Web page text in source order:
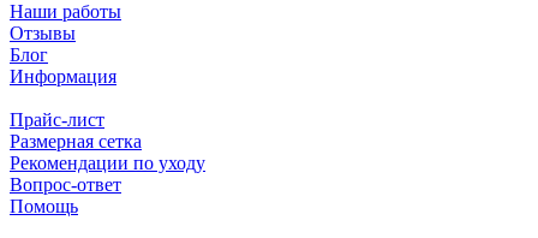
Наши работы
Отзывы
Блог
Информация
Прайс-лист
Размерная сетка
Рекомендации по уходу
Вопрос-ответ
Помощь